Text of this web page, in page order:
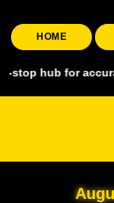
HOME
for accurate and